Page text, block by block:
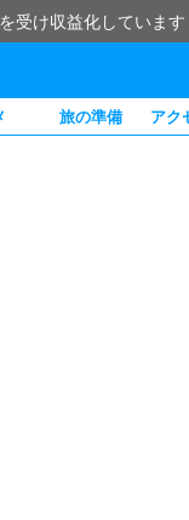
受け収益化しています
旅の準備 アク